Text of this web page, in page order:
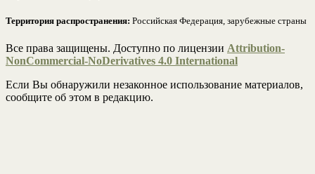
Территория распространения: Российская Федерация, зарубежные страны
Все права защищены. Доступно по лицензии Attribution-
NonCommercial-NoDerivatives 4.0 International
Если Вы обнаружили незаконное использование материалов,
сообщите об этом в редакцию.